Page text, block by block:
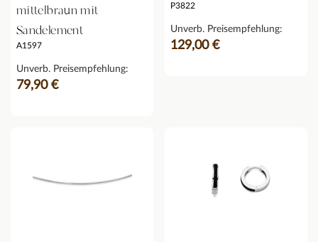
mittelbraun mit
Sandelement
A1597
Unverb. Preisempfehlung:
79,90 €
P3822
Unverb. Preisempfehlung:
129,00 €